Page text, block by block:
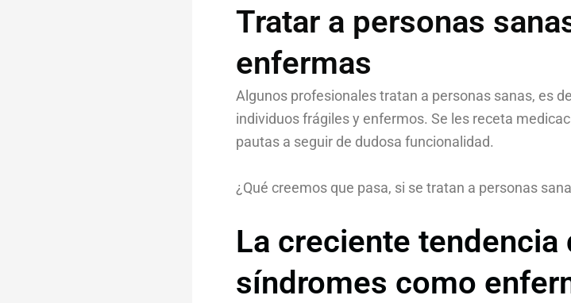
Tratar a personas
enfermas
Algunos profesionales tratan a personas sanas, es
individuos frágiles y enfermos. Se les receta
pautas a seguir de dudosa funcionalidad.
¿Qué creemos que pasa, si se tratan a personas
La creciente
síndromes como